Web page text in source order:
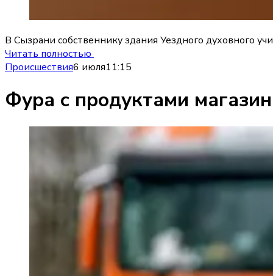
В Сызрани собственнику здания Уездного духовного
Читать полностью
Происшествия6 июля11:15
Фура с продуктами